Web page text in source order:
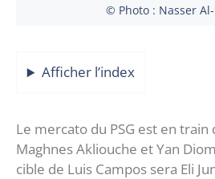
© Photo : Nasser
Afficher l’index
Le mercato du PSG est en train
Maghnes Akliouche et Yan
cible de Luis Campos sera Eli